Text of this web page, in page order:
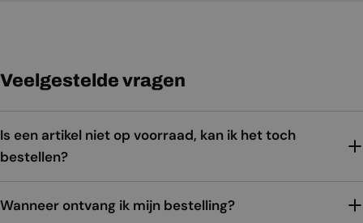
Veelgestelde vragen
Is een artikel niet op voorraad, kan ik het toch
bestellen?
Wanneer ontvang ik mijn bestelling?